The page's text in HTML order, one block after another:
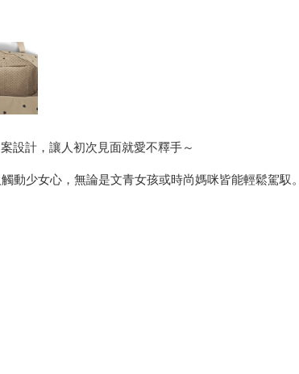
設計，讓人初次見面就愛不釋手～
動少女心，無論是文青女孩或時尚媽咪皆能輕鬆駕馭。